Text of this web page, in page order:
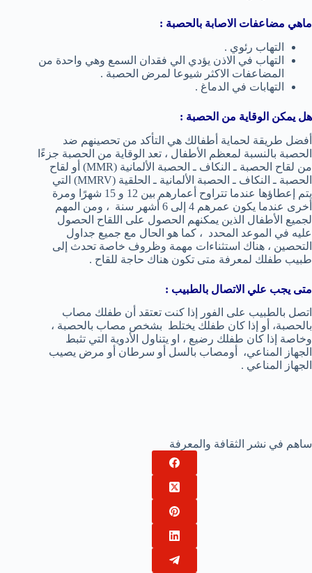
ماهي مضاعفات الاصابة بالحصبة :
التهاب رئوي .
التهاب في الاذن يؤدي الي فقدان السمع وهي واحدة من
المضاعفات الاكثر شيوعا لمرض الحصبة .
التهابات في الدماغ .
هل يمكن الوقاية من الحصبة :
أفضل طريقة لحماية أطفالك هي التأكد من تحصينهم ضد
الحصبة بالنسبة لمعظم الأطفال ، تعد الوقاية من الحصبة جزءًا
من لقاح الحصبة ـ النكاف ـ الحصبة الألمانية (MMR) أو لقاح
الحصبة ـ النكاف ـ الحصبة الألمانية ـ الحلقية (MMRV) التي
يتم إعطاؤها عندما تتراوح أعمارهم بين 12 و 15 شهرًا ومرة ​​
أخرى عندما يكون عمرهم 4 إلى 6 أشهر سنة ، ومن المهم
لجميع الأطفال الذين يمكنهم الحصول على اللقاح الحصول
عليه في الموعد المحدد ، كما هو الحال مع جميع جداول
التحصين ، هناك استثناءات مهمة وظروف خاصة تحدث إلى
طبيب طفلك لمعرفة متى تكون هناك حاجة للقاح .
متى يجب علي الاتصال بالطبيب :
اتصل بالطبيب على الفور إذا كنت تعتقد أن طفلك مصاب
بالحصبة، أو إذا كان طفلك يختلط بشخص مصاب بالحصبة ،
وخاصة إذا كان طفلك رضيع ، او يتناول الأدوية التي تثبط
الجهاز المناعي، أومصاب بالسل أو سرطان أو مرض يصيب
الجهاز المناعي .
ساهم في نشر الثقافة والمعرفة